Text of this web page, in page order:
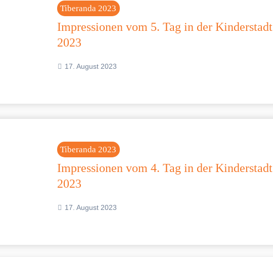
Tiberanda 2023
Impressionen vom 5. Tag in der Kinderstadt
2023
17. August 2023
Tiberanda 2023
Impressionen vom 4. Tag in der Kinderstadt
2023
17. August 2023